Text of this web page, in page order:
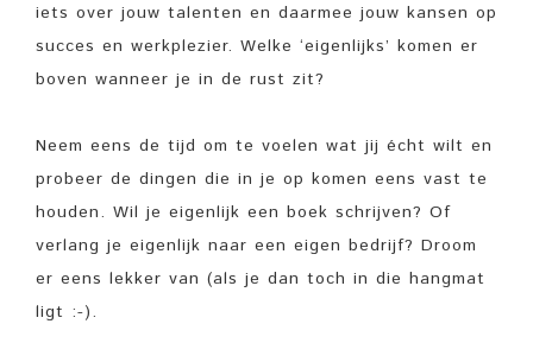
iets over jouw talenten en daarmee jouw kansen op
succes en werkplezier. Welke ‘eigenlijks’ komen er
boven wanneer je in de rust zit?
Neem eens de tijd om te voelen wat jij écht wilt en
probeer de dingen die in je op komen eens vast te
houden. Wil je eigenlijk een boek schrijven? Of
verlang je eigenlijk naar een eigen bedrijf? Droom
er eens lekker van (als je dan toch in die hangmat
ligt :-).